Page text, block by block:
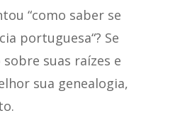
“como saber se
portuguesa“? Se
suas raízes e
sua genealogia,